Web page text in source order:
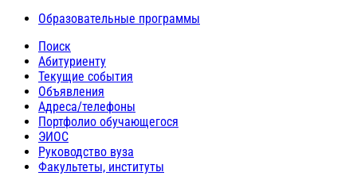
Образовательные программы
Поиск
Абитуриенту
Текущие события
Объявления
Адреса/телефоны
Портфолио обучающегося
ЭИОС
Руководство вуза
Факультеты, институты